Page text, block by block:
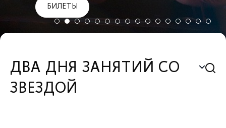
БИЛЕТЫ
ДВА ДНЯ ЗАНЯТИЙ СО
ЗВЕЗДОЙ